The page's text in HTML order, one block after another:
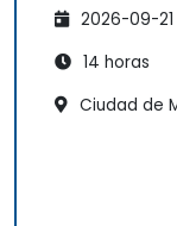
2026-09-21
14 horas
Ciudad de